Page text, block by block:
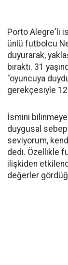
Porto Alegre'li
ünlü futbolcu
duyurarak,
bıraktı. 31
"oyuncuya
gerekçesiyle 12
İsmini
duygusal
seviyorum,
dedi. Özellikle
ilişkiden
değerler